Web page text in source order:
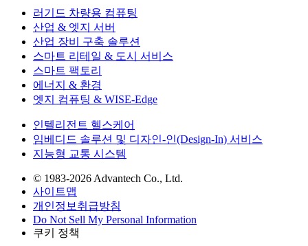
러기드 차량용 컴퓨팅
산업 & 엣지 서버
산업 장비 구축 솔루션
스마트 리테일 & 도시 서비스
스마트 팩토리
에너지 & 환경
엣지 컴퓨팅 & WISE-Edge
인텔리전트 헬스케어
임베디드 솔루션 및 디자인-인(Design-In) 서비스
지능형 교통 시스템
© 1983-2026 Advantech Co., Ltd.
사이트맵
개인정보취급방침
Do Not Sell My Personal Information
쿠키 정책